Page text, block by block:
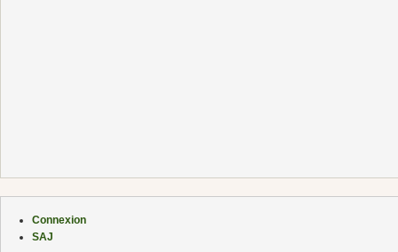
Connexion
SAJ